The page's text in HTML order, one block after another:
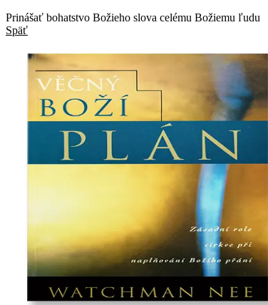
Prinášať bohatstvo Božieho slova celému Božiemu ľudu
Späť